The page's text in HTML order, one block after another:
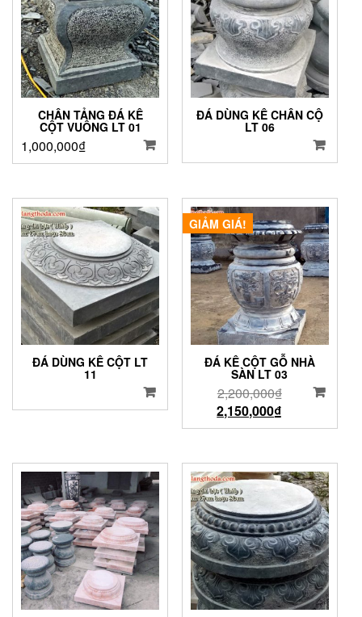
CHÂN TẢNG ĐÁ KÊ
CỘT VUÔNG LT 01
1,000,000₫
ĐÁ DÙNG KÊ CHÂN CỘ
LT 06
ĐÁ DÙNG KÊ CỘT LT
11
GIẢM GIÁ!
ĐÁ KÊ CỘT GỖ NHÀ
SÀN LT 03
2,200,000₫
2,150,000₫